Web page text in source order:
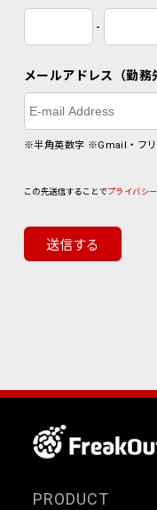
-
メールアドレス（勤務
※半角英数字 ※Gmail・フリ
この先送信することでプライバシ
PRODUCT